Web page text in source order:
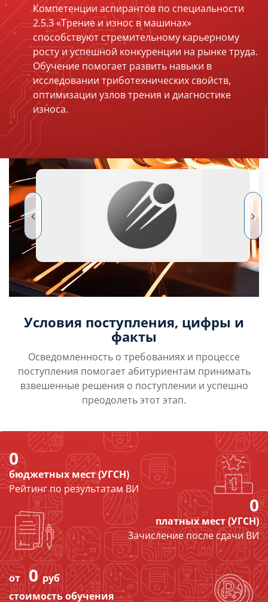
Компетенции аспирантов по специальности
2.5.3 «Трение и износ в машинах»
способствуют стремительному карьерному
росту и успешной конкуренции на рынке труда.
Обучение помогает развить навыки в
исследовании триботехнических свойств,
оптимизации узлов трения и диагностике
износа.
Условия поступления, цифры и
факты
Осведомленность о требованиях и процессе
поступления помогает абитуриентам принимать
взвешенные решения о поступлении и успешно
преодолеть этот этап.
0
бюджетных мест (УГСН)
Рейтинг по результатам ВИ
0
платных мест (УГСН)
Зачисление после сдачи ВИ
от 0руб
стоимость обучения